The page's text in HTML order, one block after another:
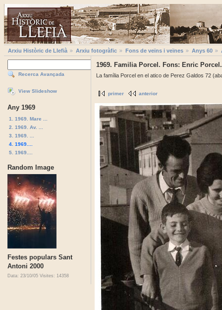
Arxiu Històric de Llefià Arxiu fotogràfic Fons de veïns i veïnes Anys 60
Recerca Avançada
View Slideshow
Any 1969
1. 1969. Mare ...
2. 1969. Av. ...
3. 1969. ...
4. 1969....
5. 1969....
Random Image
Festes populars Sant
Antoni 2000
Data: 23/10/05 Visites: 14358
1969. Familia Porcel. Fons: Enric Porcel.
La família Porcel en el atico de Perez Galdos 72
primer anterior